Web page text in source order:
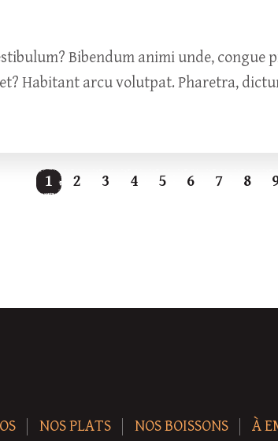
Bibendum animi unde,
Habitant arcu volutpat. Pharetra,
1 2 3 4 5 6 7 8
NOS PLATS NOS BOISSONS À